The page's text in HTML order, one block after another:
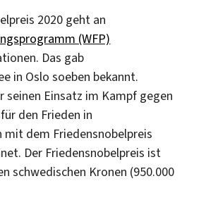
2020 geht an
(WFP)
Das gab
in Oslo soeben bekannt.
seinen Einsatz im Kampf gegen
den Frieden in
dem Friedensnobelpreis
Der Friedensnobelpreis ist
schwedischen Kronen (950.000